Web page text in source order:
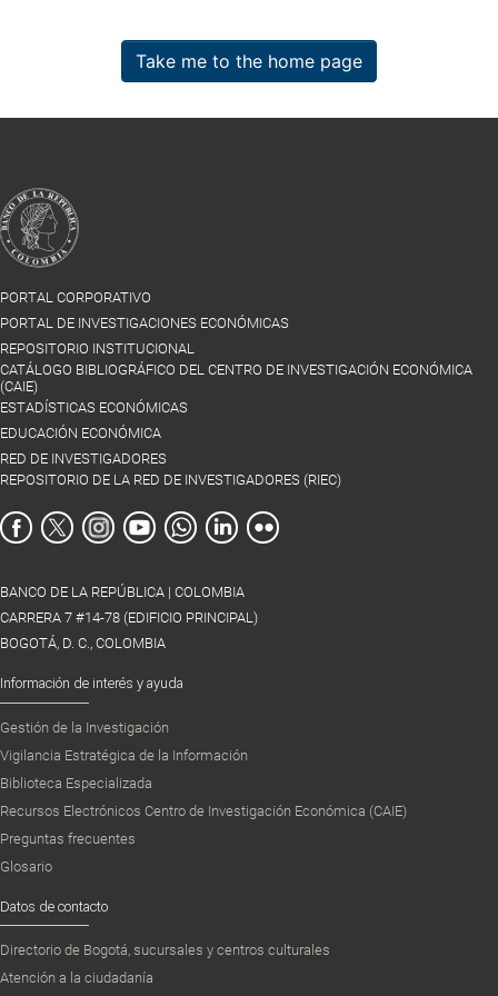
Take me to the home page
PORTAL CORPORATIVO
PORTAL DE INVESTIGACIONES ECONÓMICAS
REPOSITORIO INSTITUCIONAL
CATÁLOGO BIBLIOGRÁFICO DEL CENTRO DE INVESTIGACIÓN ECONÓMICA
(CAIE)
ESTADÍSTICAS ECONÓMICAS
EDUCACIÓN ECONÓMICA
RED DE INVESTIGADORES
REPOSITORIO DE LA RED DE INVESTIGADORES (RIEC)
BANCO DE LA REPÚBLICA | COLOMBIA
CARRERA 7 #14-78 (EDIFICIO PRINCIPAL)
BOGOTÁ, D. C., COLOMBIA
Información de interés y ayuda
Gestión de la Investigación
Vigilancia Estratégica de la Información
Biblioteca Especializada
Recursos Electrónicos Centro de Investigación Económica (CAIE)
Preguntas frecuentes
Glosario
Datos de contacto
Directorio de Bogotá, sucursales y centros culturales
Atención a la ciudadanía